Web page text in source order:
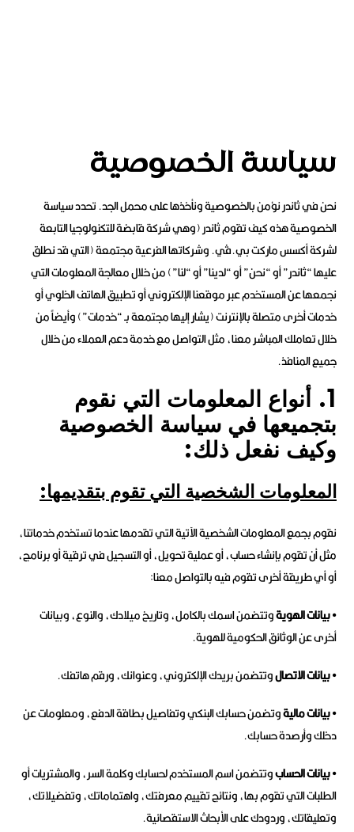
سياسة الخصوصية
نحن في ثاندر نؤمن بالخصوصية ونأخذها على محمل الجد. تحدد سياسة
الخصوصية هذه كيف تقوم ثاندر (وهي شركة قابضة للتكنولوجيا التابعة
لشركة أكسس ماركت بي.ڤي. وشركاتها الفرعية مجتمعة (التي قد نطلق
عليها “ثاندر” أو “نحن” أو “لدينا” أو “لنا”) من خلال معالجة المعلومات التي
نجمعها عن المستخدم عبر موقعنا الإلكتروني أو تطبيق الهاتف الخلوي أو
خدمات أخرى متصلة بالإنترنت (يشار إليها مجتمعة بـ “خدمات”) وأيضاً من
خلال تعاملك المباشر معنا، مثل التواصل مع خدمة دعم العملاء من خلال
جميع المنافذ.
1. أنواع المعلومات التي نقوم
بتجميعها في سياسة الخصوصية
وكيف نفعل ذلك:
المعلومات الشخصية التي تقوم بتقديمها:
نقوم بجمع المعلومات الشخصية الآتية التي تقدمها عندما تستخدم خدماتنا،
مثل أن تقوم بإنشاء حساب، أو عملية تحويل، أو التسجيل في ترقية أو برنامج،
أو أي طريقة أخرى تقوم فيه بالتواصل معنا:
• بيانات الهويةوتتضمن اسمك بالكامل، وتاريخ ميلادك، والنوع، وبيانات
أخرى عن الوثائق الحكومية للهوية.
• بيانات الاتصالوتتضمن بريدك الإلكتروني، وعنوانك، ورقم هاتفك.
• بيانات ماليةوتضمن حسابك البنكي وتفاصيل بطاقة الدفع، ومعلومات عن
دخلك وأرصدة حسابك.
• بيانات الحسابوتتضمن اسم المستخدم لحسابك وكلمة السر، والمشتريات أو
الطلبات التي تقوم بها، ونتائج تقييم معرفتك، واهتماماتك، وتفضيلاتك،
وتعليقاتك، وردودك على الأبحاث الاستقصائية.